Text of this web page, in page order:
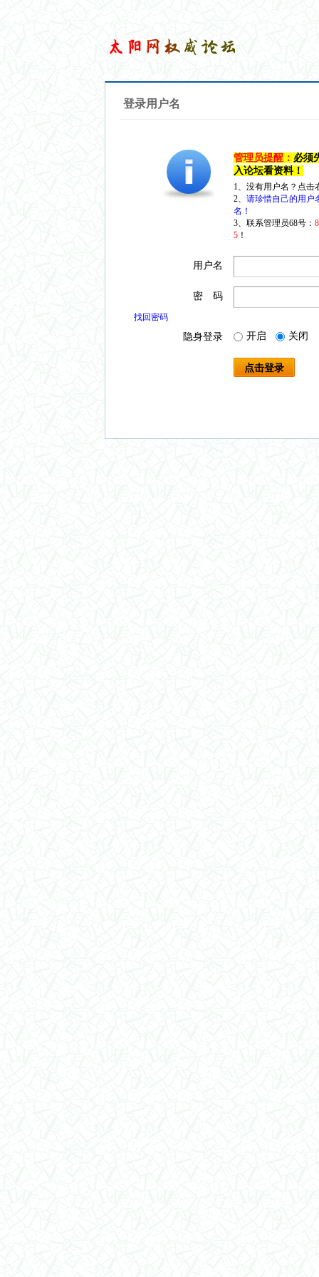
登录用户名
管理员提醒： 必须
入论坛看资料！
1、没有用户名？点
2、 请珍惜自己的用户
名！
3、联系管理员68号：
5 ！
用户名
密 码
找回密码
隐身登录 开启 关闭
点击登录